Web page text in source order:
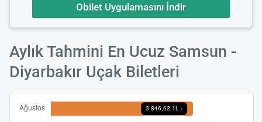
Obilet Uygulamasını İndir
Aylık Tahmini En Ucuz Samsun -
Diyarbakır Uçak Biletleri